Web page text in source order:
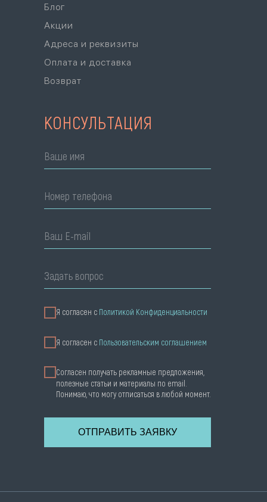
Адреса и реквизиты
КОНСУЛЬТАЦИЯ
Ваше имя
Номер телефона
Ваш E-mail
Задать вопрос
Я согласен с Политикой Конфиденциальности
Я cогласен с Пользовательским соглашением
Согласен получать рекламные предложения,
полезные статьи и материалы по email.
Понимаю, что могу отписаться в любой момент.
ОТПРАВИТЬ ЗАЯВКУ
Оплата и доставка
Возврат
Блог
Акции